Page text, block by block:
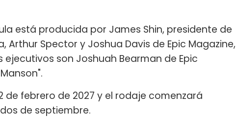
está producida por James Shin, presidente de
Arthur Spector y Joshua Davis de Epic Magazine,
son Joshuah Bearman de Epic
de febrero de 2027 y el rodaje comenzará
de septiembre.